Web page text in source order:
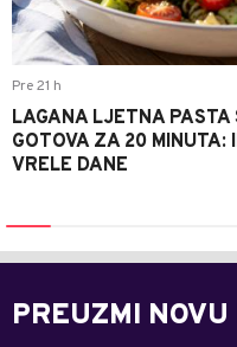
Pre 21 h
LAGANA LJETNA PASTA
GOTOVA ZA 20 MINUTA:
VRELE DANE
PREUZMI